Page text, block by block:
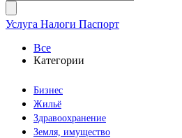
Услуга Налоги Паспорт
Все
Категории
Бизнес
Жильё
Здравоохранение
Земля, имущество